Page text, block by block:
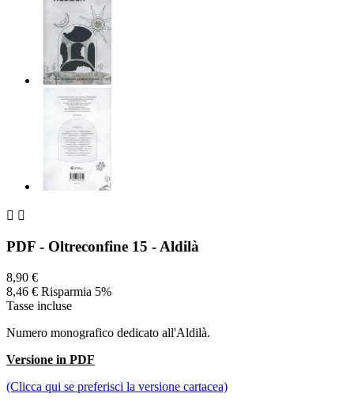
 
PDF - Oltreconfine 15 - Aldilà
8,90 €
8,46 € Risparmia 5%
Tasse incluse
Numero monografico dedicato all'Aldilà.
Versione in PDF
(Clicca qui se preferisci la versione cartacea)